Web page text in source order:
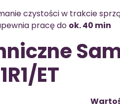
czystości w trakcie
pracę do ok. 40 min
ET